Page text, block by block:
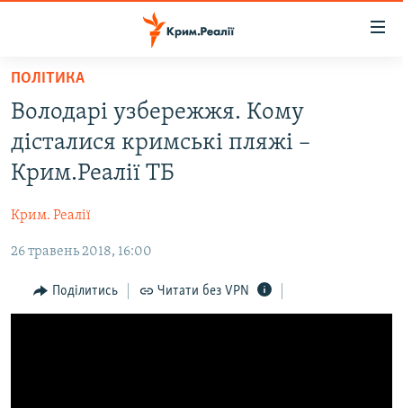
Перейти
основного
матеріалу
Перейти
до
основної
навігації
Перейти
пошуку
ВОДА.КРИМ
ВІДЕО ТА ФОТО
БЛОГИ
ПОГЛЯД
ІНТЕРВ'Ю
ПОЛІТИКА
Володарі узбережжя. Кому
дісталися кримські пляжі –
Крим.Реалії ТБ
Крим. Реалії
26 травень 2018, 16:00
Поділитись Читати без VPN